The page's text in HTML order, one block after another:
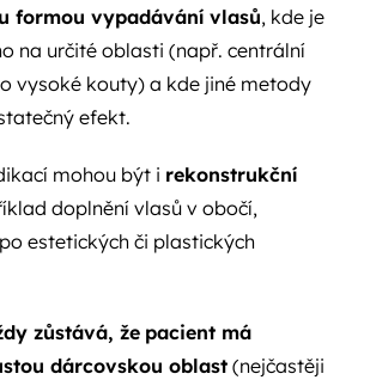
formou vypadávání vlasů, kde je
na určité oblasti (např. centrální
vysoké kouty) a kde jiné metody
efekt.
mohou být i rekonstrukční
doplnění vlasů v obočí,
estetických či plastických
zůstává, že pacient má
dárcovskou oblast(nejčastěji